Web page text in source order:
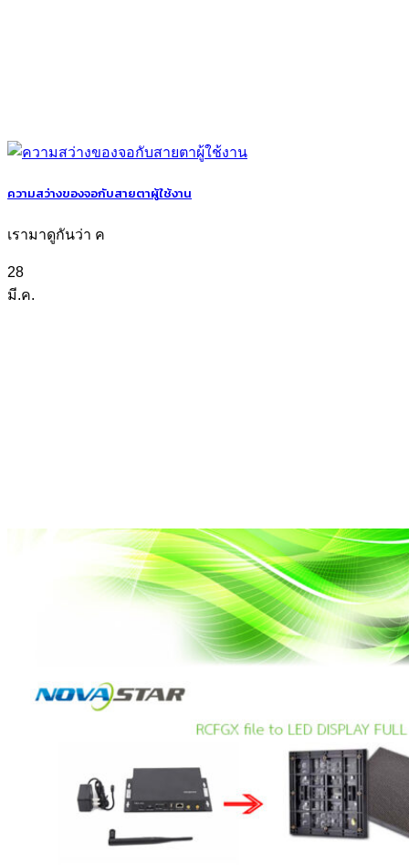
ความสว่างของจอกับสายตาผู้ใช้งาน
เรามาดูกันว่า ค
28
มี.ค.